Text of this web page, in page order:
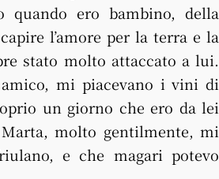
ero bambino, della
l’amore per la terra e la
stato molto attaccato a lui.
mi piacevano i vini di
un giorno che ero da lei
molto gentilmente, mi
e che magari potevo